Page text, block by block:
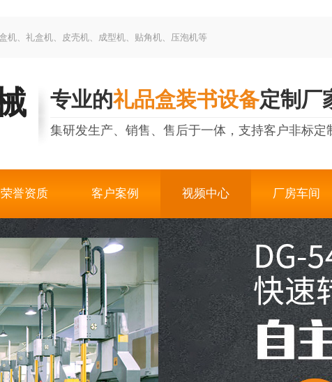
机、礼盒机、皮壳机、成型机、贴角机、压泡机等
专业的礼品盒装书设备定制厂
集研发生产、销售、售后于一体，支持客户非标定
荣誉资质 客户案例 视频中心 厂房车间